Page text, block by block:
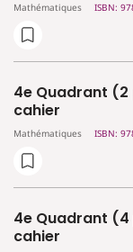
Mathématiques ISBN:
4e Quadrant
cahier
Mathématiques ISBN:
4e Quadrant
cahier